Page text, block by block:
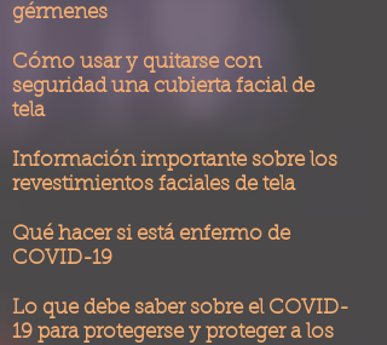
gérmenes
Cómo usar y quitarse con
seguridad una cubierta facial de
tela
Información importante sobre los
revestimientos faciales de tela
Qué hacer si está enfermo de
COVID-19
Lo que debe saber sobre el COVID-
19 para protegerse y proteger a los